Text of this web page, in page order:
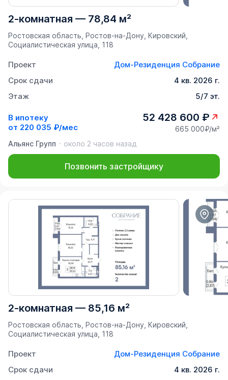
2-комнатная — 78,84 м²
Ростовская область, Ростов-на-Дону, Кировский,
Социалистическая улица, 118
Проект
Дом-Резиденция Собрание
Срок сдачи
4 кв. 2026 г.
Этаж
5/7 эт.
В ипотеку
от 220 035 ₽/мес
52 428 600 ₽
665 000₽/м²
Альянс Групп
около 2 часов назад
Позвонить застройщику
2-комнатная — 85,16 м²
Ростовская область, Ростов-на-Дону, Кировский,
Социалистическая улица, 118
Проект
Дом-Резиденция Собрание
Срок сдачи
4 кв. 2026 г.